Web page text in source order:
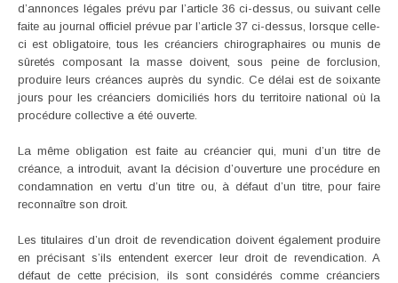
d’annonces légales prévu par l’article 36 ci-dessus, ou suivant celle
faite au journal officiel prévue par l’article 37 ci-dessus, lorsque celle-
ci est obligatoire, tous les créanciers chirographaires ou munis de
sûretés composant la masse doivent, sous peine de forclusion,
produire leurs créances auprès du syndic. Ce délai est de soixante
jours pour les créanciers domiciliés hors du territoire national où la
procédure collective a été ouverte.
La même obligation est faite au créancier qui, muni d’un titre de
créance, a introduit, avant la décision d’ouverture une procédure en
condamnation en vertu d’un titre ou, à défaut d’un titre, pour faire
reconnaître son droit.
Les titulaires d’un droit de revendication doivent également produire
en précisant s’ils entendent exercer leur droit de revendication. A
défaut de cette précision, ils sont considérés comme créanciers